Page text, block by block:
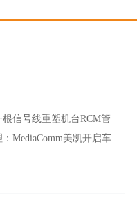
根信号线重塑机台RCM管
：MediaComm美凯开启车企